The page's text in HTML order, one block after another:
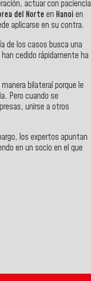
actuar con paciencia
del Norte en Hanoi en
aplicarse en su contra.
de los casos busca una
cedido rápidamente ha
bilateral porque le
Pero cuando se
unirse a otros
los expertos apuntan
en un socio en el que